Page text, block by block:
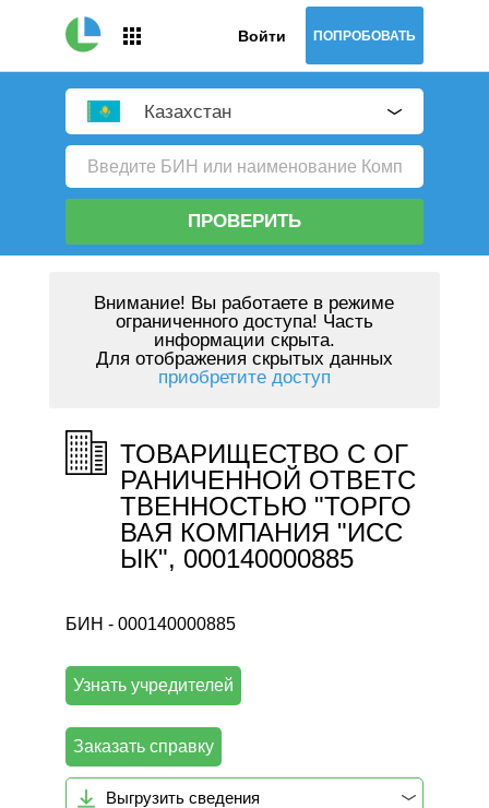
Войти ПОПРОБОВАТЬ
Казахстан
ПРОВЕРИТЬ
Внимание! Вы работаете в режиме
ограниченного доступа! Часть
информации скрыта.
Для отображения скрытых данных
приобретите доступ
ТОВАРИЩЕСТВО С ОГ
РАНИЧЕННОЙ ОТВЕТС
ТВЕННОСТЬЮ "ТОРГО
ВАЯ КОМПАНИЯ "ИСС
ЫК", 000140000885
БИН - 000140000885
Узнать учредителей
Заказать справку
Выгрузить сведения